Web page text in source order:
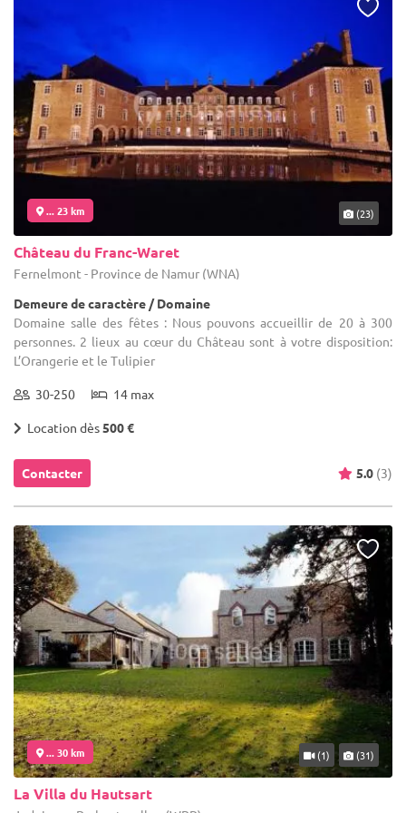
... 23 km (23)
Château du Franc-Waret
Fernelmont - Province de Namur (WNA)
Demeure de caractère / Domaine
Domaine salle des fêtes : Nous pouvons accueillir de 20 à 300
personnes. 2 lieux au cœur du Château sont à votre disposition:
L’Orangerie et le Tulipier
30-250 14 max
Location dès500 €
Contacter 5.0 (3)
... 30 km (1) (31)
La Villa du Hautsart